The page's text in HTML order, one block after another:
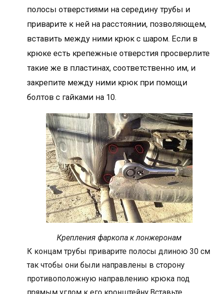
полосы отверстиями на середину трубы и
приварите к ней на расстоянии, позволяющем,
вставить между ними крюк с шаром. Если в
крюке есть крепежные отверстия просверлите
такие же в пластинах, соответственно им, и
закрепите между ними крюк при помощи
болтов с гайками на 10.
Крепления фаркопа к лонжеронам
К концам трубы приварите полосы длиною 30 см
так чтобы они были направлены в сторону
противоположную направлению крюка под